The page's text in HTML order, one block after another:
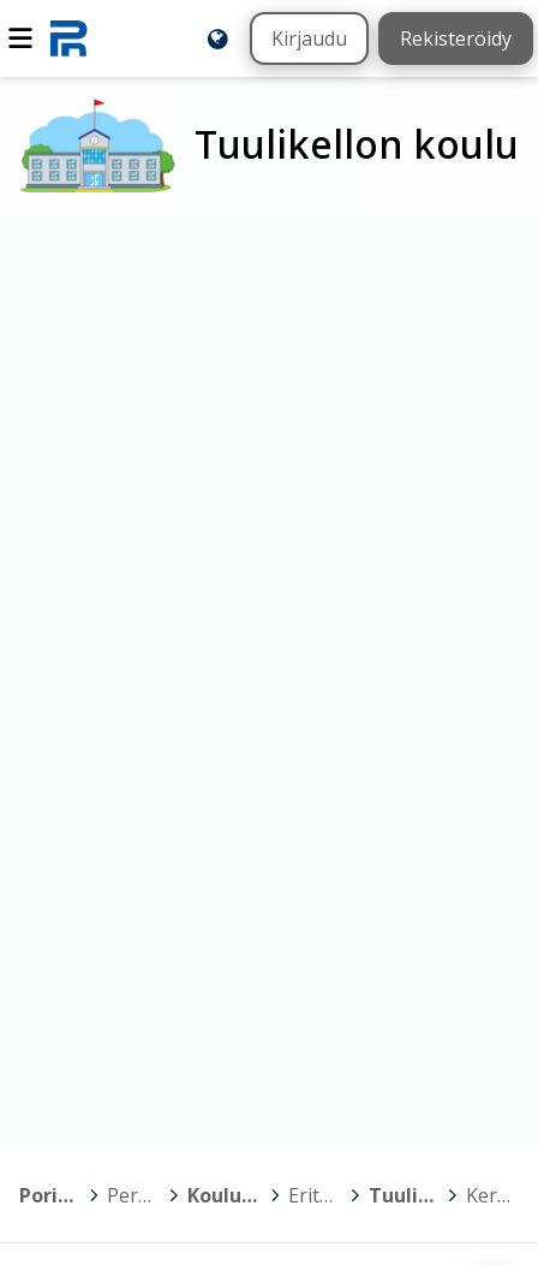
Kirjaudu Rekisteröidy
Tuulikellon koulu
Porin kaupunki > Perusopetus > Koulujen kotisivut > Erityiskoulut > Tuulikellon koulu > Kerhot